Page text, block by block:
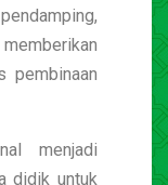
pembinaan
menjadi
didik untuk